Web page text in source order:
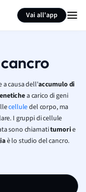
Vai all'app
a causa dell'accumulo di
a carico di geni
celluledel corpo, ma
I gruppi di cellule
sono chiamatitumorie
è lo studio del cancro.
Summarize page